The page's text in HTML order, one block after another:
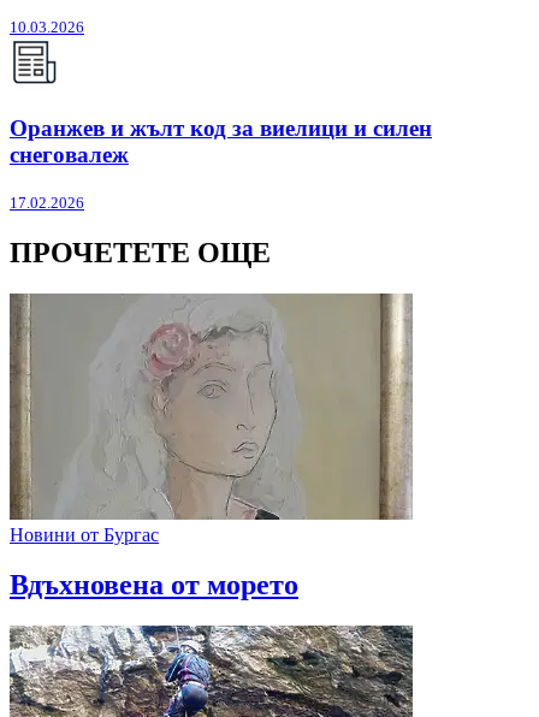
10.03.2026
Оранжев и жълт код за виелици и силен
снеговалеж
17.02.2026
ПРОЧЕТЕТЕ ОЩЕ
Новини от Бургас
Вдъхновена от морето